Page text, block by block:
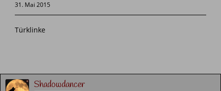
31. Mai 2015
Türklinke
Shadowdancer